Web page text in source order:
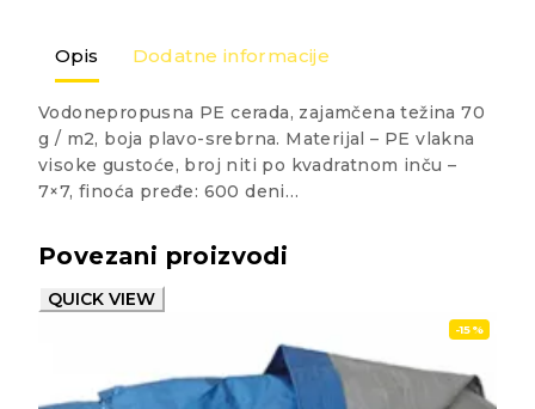
Opis Dodatne informacije
Vodonepropusna PE cerada, zajamčena težina 70
g / m2, boja plavo-srebrna. Materijal – PE vlakna
visoke gustoće, broj niti po kvadratnom inču –
7×7, finoća pređe: 600 deni…
Povezani proizvodi
QUICK VIEW
-15%